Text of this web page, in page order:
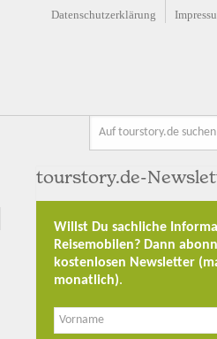
Datenschutzerklärung
tourstory.de-
Willst Du sachliche
Reisemobilen? Dann
kostenlosen Newsletter
monatlich).